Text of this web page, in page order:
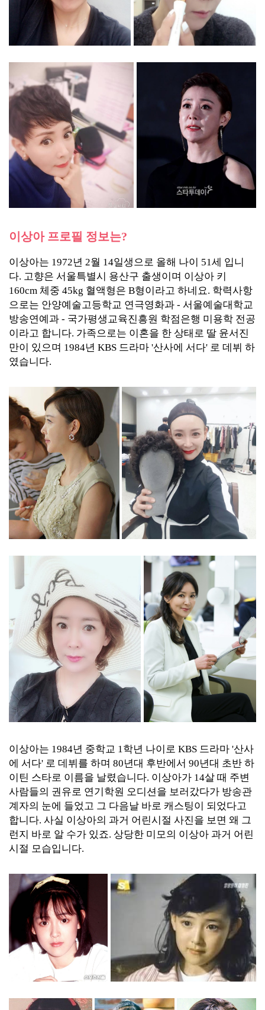
이상아 프로필 정보는?
이상아는 1972년 2월 14일생으로 올해 나이 51세 입니
다. 고향은 서울특별시 용산구 출생이며 이상아 키
160cm 체중 45kg 혈액형은 B형이라고 하네요. 학력사항
으로는 안양예술고등학교 연극영화과 - 서울예술대학교
방송연예과 - 국가평생교육진흥원 학점은행 미용학 전공
이라고 합니다. 가족으로는 이혼을 한 상태로 딸 윤서진
만이 있으며 1984년 KBS 드라마 '산사에 서다' 로 데뷔 하
였습니다.
이상아는 1984년 중학교 1학년 나이로 KBS 드라마 '산사
에 서다' 로 데뷔를 하며 80년대 후반에서 90년대 초반 하
이틴 스타로 이름을 날렸습니다. 이상아가 14살 때 주변
사람들의 권유로 연기학원 오디션을 보러갔다가 방송관
계자의 눈에 들었고 그 다음날 바로 캐스팅이 되었다고
합니다. 사실 이상아의 과거 어린시절 사진을 보면 왜 그
런지 바로 알 수가 있죠. 상당한 미모의 이상아 과거 어린
시절 모습입니다.